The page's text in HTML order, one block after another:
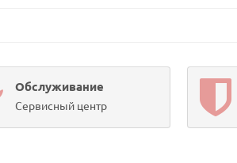
Обслуживание
Сервисный центр